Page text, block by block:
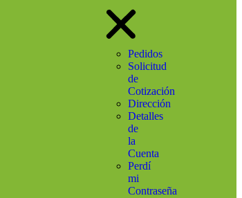
Pedidos
Solicitud
de
Cotización
Dirección
Detalles
de
la
Cuenta
Perdí
mi
Contraseña